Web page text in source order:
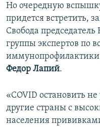
Но очередную
придется встретить,
Свобода
группы экспертов по
Федор Лапий.
«COVID остановить
другие страны с
населения